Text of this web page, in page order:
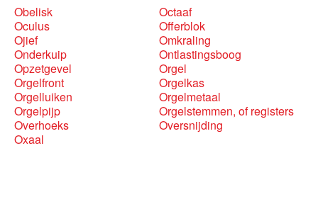
Obelisk
Octaaf
Oculus
Offerblok
Ojief
Omkraling
Onderkuip
Ontlastingsboog
Opzetgevel
Orgel
Orgelfront
Orgelkas
Orgelluiken
Orgelmetaal
Orgelpijp
Orgelstemmen, of registers
Overhoeks
Oversnijding
Oxaal